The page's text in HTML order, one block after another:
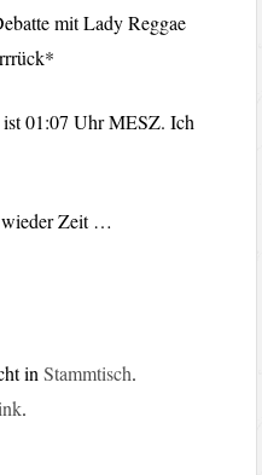
mit Lady Reggae
01:07 Uhr MESZ. Ich
Zeit …
inStammtisch.
.